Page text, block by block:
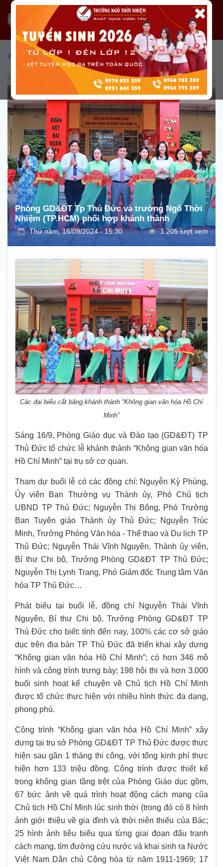
Tin tức /Báo chí nói về trường
Phòng GD&ĐT Tp Thủ Đức và trường Ngô Thời
Nhiệm (TP.HCM) phối hợp khánh thành
Thứ năm, 16/09/2024 - 15:30 1.205 lượt xem
Các đại biểu cắt băng khánh thành “Không gian văn hóa Hồ Chí
Minh”
Sáng 16/9, Phòng Giáo dục và Đào tạo (GD&ĐT) TP
Thủ Đức tổ chức lễ khánh thành “Không gian văn hóa
Hồ Chí Minh” tại trụ sở cơ quan.
Tham dự buổi lễ có các đồng chí: Nguyễn Kỳ Phùng,
Ủy viên Ban Thường vụ Thành ủy, Phó Chủ tịch
UBND TP Thủ Đức; Nguyễn Thị Bông, Phó Trưởng
Ban Tuyên giáo Thành ủy Thủ Đức; Nguyễn Trúc
Minh, Trưởng Phòng Văn hóa - Thể thao và Du lịch TP
Thủ Đức; Nguyễn Thái Vĩnh Nguyên, Thành ủy viên,
Bí thư Chi bộ, Trưởng Phòng GD&ĐT TP Thủ Đức;
Nguyễn Thị Lynh Trang, Phó Giám đốc Trung tâm Văn
hóa TP Thủ Đức…
Phát biểu tại buổi lễ, đồng chí Nguyễn Thái Vĩnh
Nguyên, Bí thư Chi bộ, Trưởng Phòng GD&ĐT TP
Thủ Đức cho biết: tính đến nay, 100% các cơ sở giáo
dục trên địa bàn TP Thủ Đức đã triển khai xây dựng
“Không gian văn hóa Hồ Chí Minh”; có hơn 346 mô
hình và công trình trưng bày; 198 hội thi và hơn 3.000
buổi sinh hoạt kể chuyện về Chủ tịch Hồ Chí Minh
được tổ chức thực hiện với nhiều hình thức đa dạng,
phong phú.
Công trình “Không gian văn hóa Hồ Chí Minh” xây
dựng tại trụ sở Phòng GD&ĐT TP Thủ Đức được thực
hiện sau gần 1 tháng thi công, với tổng kinh phí thực
hiện hơn 133 triệu đồng. Công trình được thiết kế
trong không gian tầng trệt của Phòng Giáo dục gồm,
67 bức ảnh về quá trình hoạt động cách mạng của
Chủ tịch Hồ Chí Minh lúc sinh thời (trong đó có 8 hình
ảnh giới thiệu về gia đình và thời niên thiếu của Bác;
25 hình ảnh tiêu biểu qua từng giai đoạn đấu tranh
cách mạng, tìm đường cứu nước và khai sinh ra Nước
Việt Nam Dân chủ Cộng hòa từ năm 1911-1969; 17